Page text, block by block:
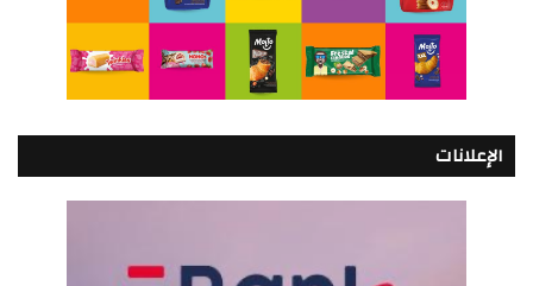
الإعلانات